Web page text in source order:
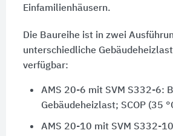
Einfamilienhäusern.
Die Baureihe ist in zwei
unterschiedliche
verfügbar:
AMS 20-6 mit SVM S332-6:
Gebäudeheizlast; SCOP (35
AMS 20-10 mit SVM S332-